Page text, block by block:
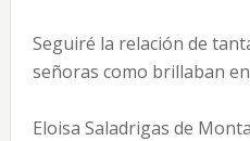
Seguiré la relación de
señoras como brillaban
Eloisa Saladrigas de